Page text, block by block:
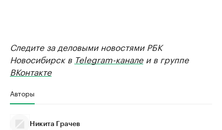
Следите за деловыми новостями РБК
Новосибирск в Telegram-каналеи в группе
ВКонтакте
Авторы
Никита Грачев